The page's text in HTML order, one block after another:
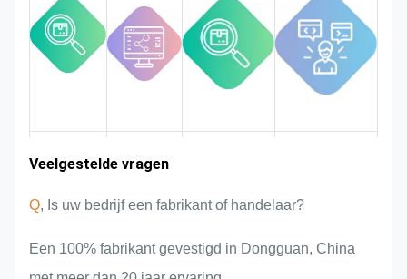
aangepast.
Wij bewaken en controleren de
kwaliteit gedurende het hele
proces, zodat deze aan de strenge
Ervaring in
Markt
gebied
Veelgestelde vragen
Q, Is uw bedrijf een fabrikant of handelaar?
Een 100% fabrikant gevestigd in Dongguan, China